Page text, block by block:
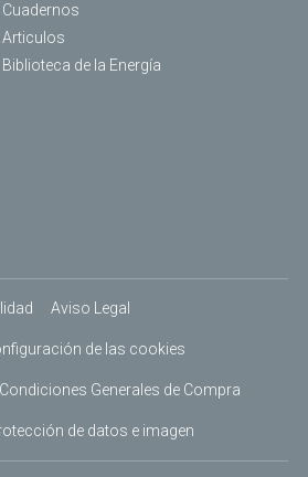
Cuadernos
Articulos
Biblioteca de la Energía
Aviso Legal
de las cookies
Condiciones Generales de Compra
de datos e imagen